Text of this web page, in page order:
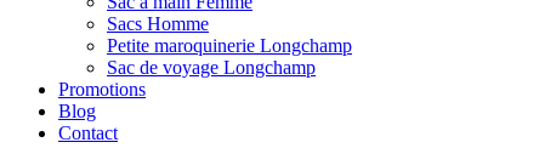
Sacs Homme
Petite maroquinerie Longchamp
Sac de voyage Longchamp
Promotions
Blog
Contact